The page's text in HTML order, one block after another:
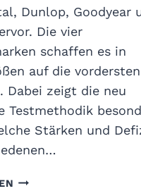
Dunlop, Goodyear
Die vier
schaffen es in
auf die vordersten
Dabei zeigt die neu
Testmethodik
Stärken und
ADAC